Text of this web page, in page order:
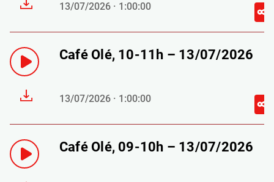
13/07/2026 · 1:00:00
Café Olé, 10-11h – 13/07/2026
13/07/2026 · 1:00:00
Café Olé, 09-10h – 13/07/2026